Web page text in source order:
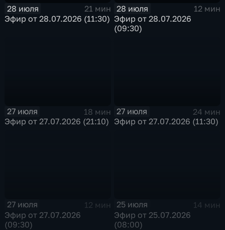
28 июля
21 мин
Эфир от 28.07.2026 (11:30)
28 июля
12 мин
Эфир от 28.07.2026
(09:30)
27 июля
18 мин
Эфир от 27.07.2026 (21:10)
27 июля
24 мин
Эфир от 27.07.2026 (11:30)
27 июля
12 мин
Эфир от 27.07.2026
(09:30)
25 июля
14 мин
Эфир от 25.07.2026
(08:00)